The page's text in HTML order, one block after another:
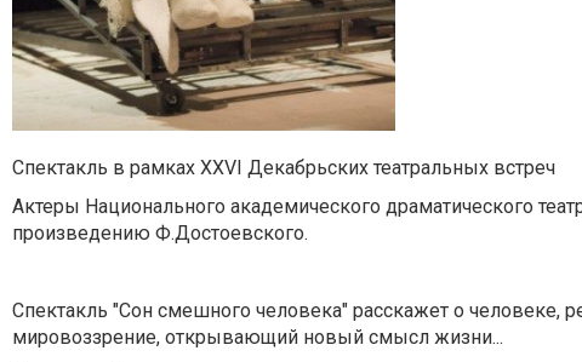
Спектакль в рамках XXVI Декабрьских театральных встреч
Актеры Национального академического драматического
произведению Ф.Достоевского.
Спектакль "Сон смешного человека" расскажет о
мировоззрение, открывающий новый смысл жизни...